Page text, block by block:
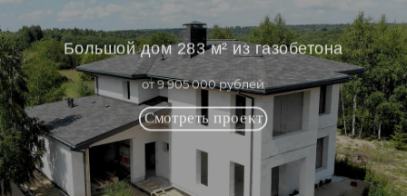
Большой дом 283 м² из газобетона
от 9 905 000 рублей